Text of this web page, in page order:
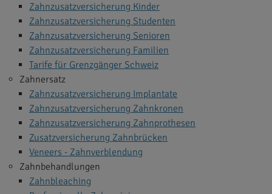
Zahnzusatzversicherung Kinder
Zahnzusatzversicherung Studenten
Zahnzusatzversicherung Senioren
Zahnzusatzversicherung Familien
Tarife für Grenzgänger Schweiz
Zahnersatz
Zahnzusatzversicherung Implantate
Zahnzusatzversicherung Zahnkronen
Zahnzusatzversicherung Zahnprothesen
Zusatzversicherung Zahnbrücken
Veneers - Zahnverblendung
Zahnbehandlungen
Zahnbleaching